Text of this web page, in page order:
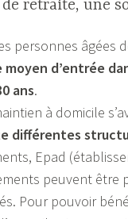
retraite, une
personnes âgées
moyen d’entrée
ans.
à domicile
différentes
Epad
peuvent
Pour pouvoir